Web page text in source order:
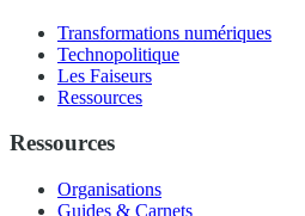
Transformations numériques
Technopolitique
Les Faiseurs
Ressources
Ressources
Organisations
Guides & Carnets